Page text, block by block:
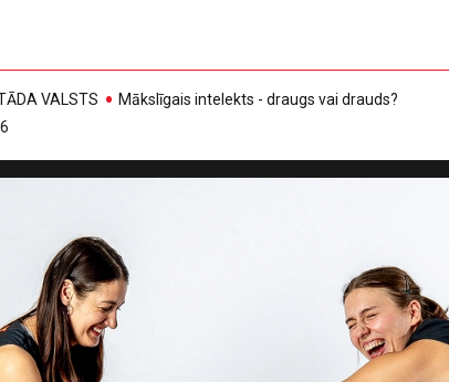
VALSTS
Mākslīgais intelekts - draugs vai drauds?